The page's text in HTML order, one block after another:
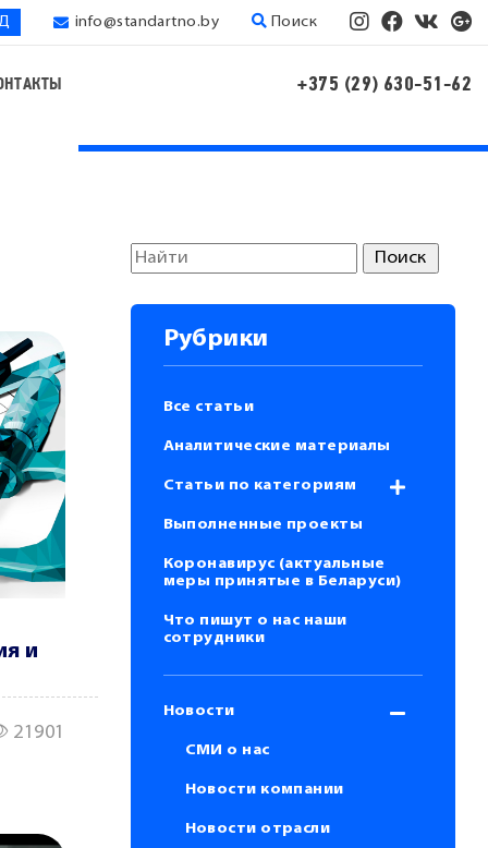
info@standartno.by Поиск
+375 (29) 630-51-62
и
21901
Рубрики
Все статьи
Аналитические материалы
Статьи по категориям
Выполненные проекты
Коронавирус (актуальные
меры принятые в Беларуси)
Что пишут о нас наши
сотрудники
Новости
СМИ о нас
Новости компании
Новости отрасли